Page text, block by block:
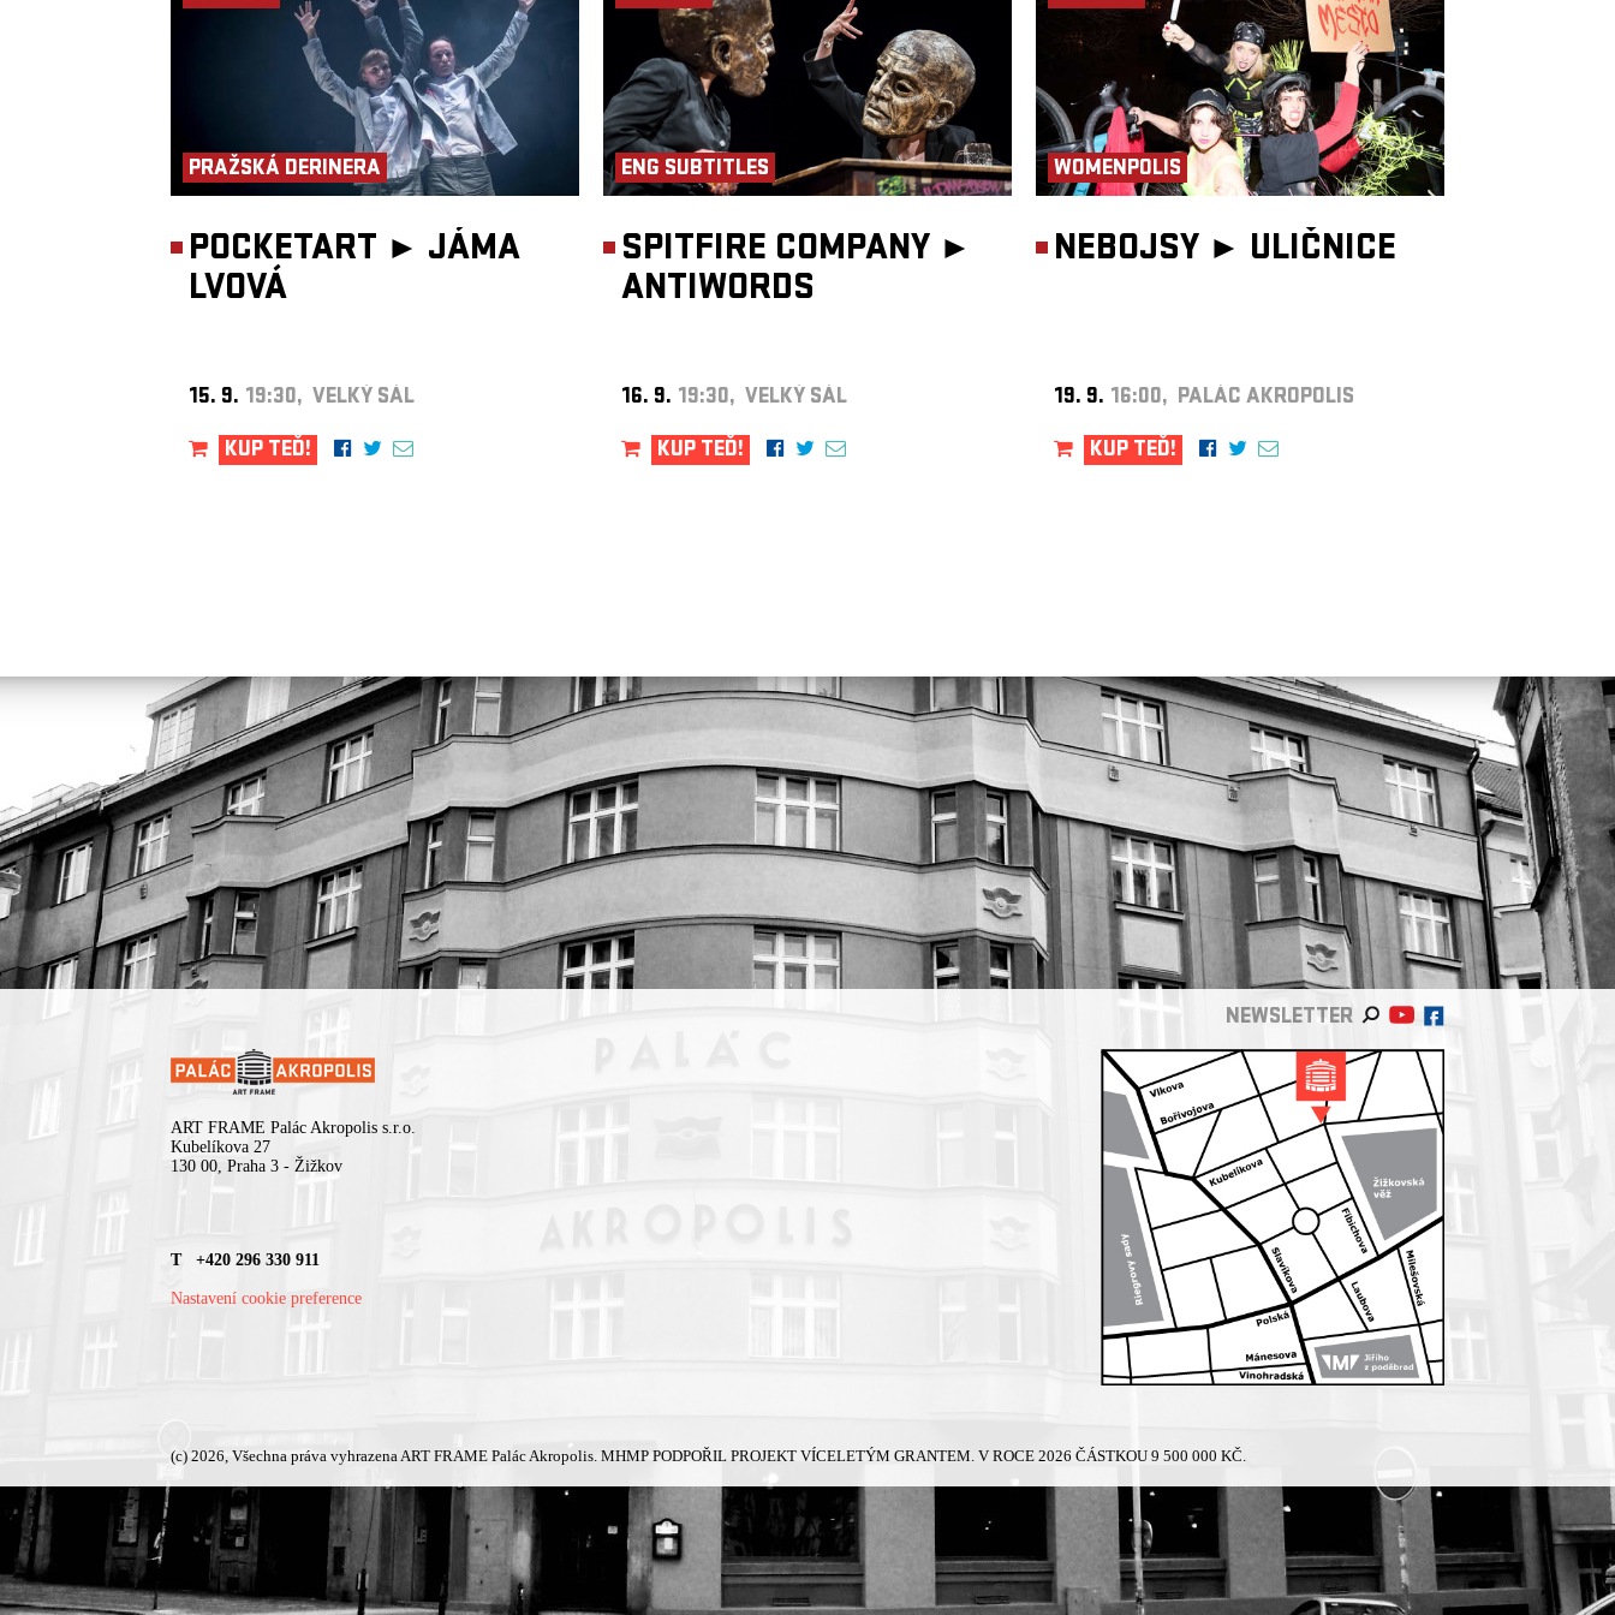
PRAŽSKÁ DERINERA
POCKETART ► JÁMA
LVOVÁ
15. 9. 19:30, VELKÝ SÁL
KUP TEĎ!
ENG SUBTITLES
SPITFIRE COMPANY ►
ANTIWORDS
16. 9. 19:30, VELKÝ SÁL
KUP TEĎ!
WOMENPOLIS
NEBOJSY ► ULIČNICE
19. 9. 16:00, PALÁC AKROPOLIS
KUP TEĎ!
NEWSLETTER
ART FRAME Palác Akropolis s.r.o.
Kubelíkova 27
130 00, Praha 3 - Žižkov
T +420 296 330 911
Nastavení cookie preference
(c) 2026, Všechna práva vyhrazena ART FRAME Palác Akropolis. MHMP PODPOŘIL PROJEKT VÍCELETÝM GRANTEM. V ROCE 2026 ČÁSTKOU 9 500 000 KČ.